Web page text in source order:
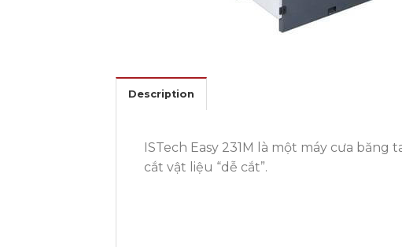
Description
ISTech Easy 231M là một máy cưa
cắt vật liệu “dễ cắt”.